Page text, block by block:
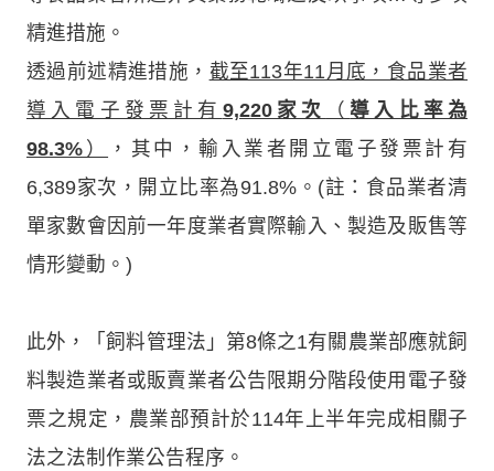
精進措施。
透過前述精進措施， 截至113年11月底，食品業者
導入電子發票計有 9,220家次 （ 導入比率為
98.3% ）
，其中，輸入業者開立電子發票計有
6,389家次，開立比率為91.8%。(註：食品業者清
單家數會因前一年度業者實際輸入、製造及販售等
情形變動。)
此外，「飼料管理法」第8條之1有關農業部應就飼
料製造業者或販賣業者公告限期分階段使用電子發
票之規定，農業部預計於114年上半年完成相關子
法之法制作業公告程序。